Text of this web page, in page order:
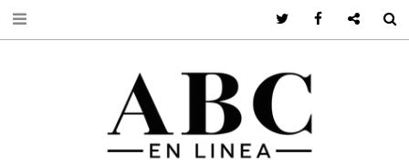
Twitter FacebookGoogle +